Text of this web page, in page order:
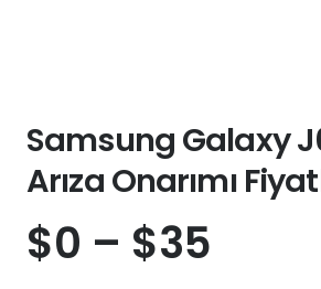
Samsung Galaxy
Arıza Onarımı
$0 – $35